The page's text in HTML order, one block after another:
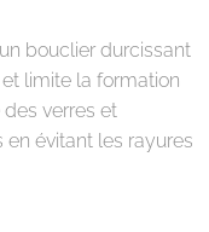
bouclier durcissant
limite la formation
verres et
évitant les rayures